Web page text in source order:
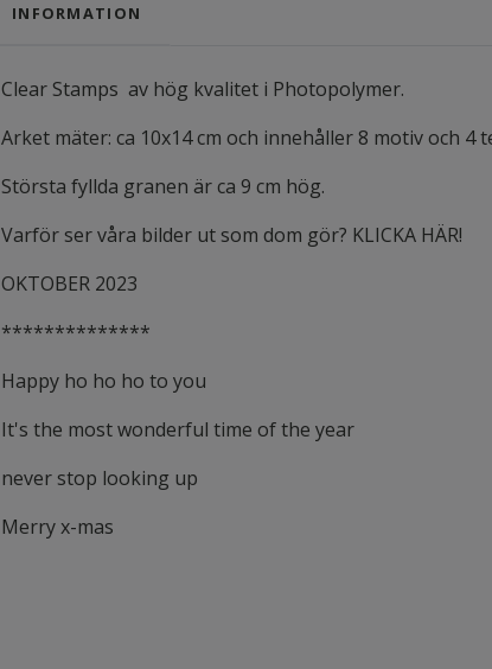
INFORMATION
Clear Stamps av hög kvalitet i Photopolymer.
Arket mäter: ca 10x14 cm och innehåller 8 motiv och 4
Största fyllda granen är ca 9 cm hög.
Varför ser våra bilder ut som dom gör? KLICKA HÄR!
OKTOBER 2023
**************
Happy ho ho ho to you
It's the most wonderful time of the year
never stop looking up
Merry x-mas